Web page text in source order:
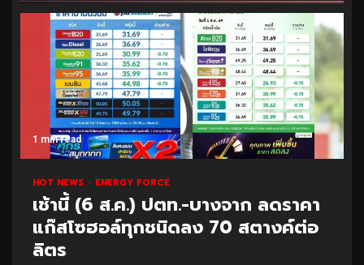
1 min read
HOT NEWS ENERGY FORCE
เช้านี้ (6 ส.ค.) ปตท.-บางจาก ลดราคา
แก๊สโซฮอล์ทุกชนิดลง 70 สตางค์ต่อ
ลิตร